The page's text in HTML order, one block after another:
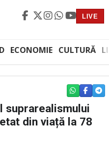
LIVE
ECONOMIE CULTURĂ
WHATSAPP
suprarealismului
din viață la 78